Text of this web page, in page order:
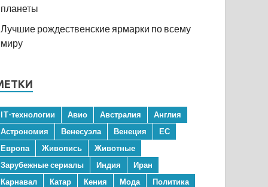
планеты
Лучшие рождественские ярмарки по всему
миру
IT-технологии Авио Австралия
Англия
Астрономия
Венесуэла Венеция
ЕС
Европа
Живопись
Животные
Зарубежные сериалы
Индия
Иран
Карнавал
Катар Кения Мода
Политика